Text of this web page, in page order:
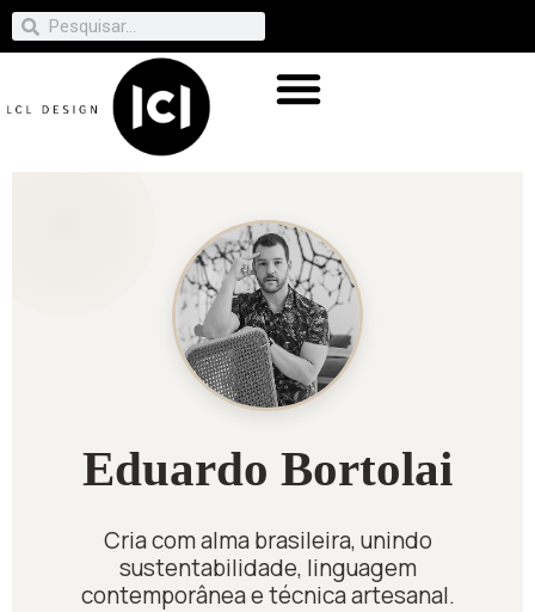
Eduardo Bortolai
Cria com alma brasileira, unindo
sustentabilidade, linguagem
contemporânea e técnica artesanal.